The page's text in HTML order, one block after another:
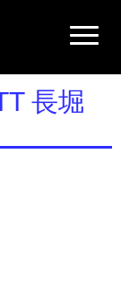
N
a
i
o
長堀